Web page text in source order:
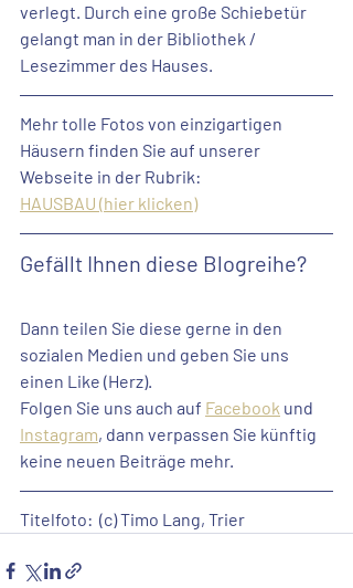
verlegt. Durch eine große Schiebetür
gelangt man in der Bibliothek /
Lesezimmer des Hauses.
Mehr tolle Fotos von einzigartigen
Häusern finden Sie auf unserer
Webseite in der Rubrik:
HAUSBAU (hier klicken)
Gefällt Ihnen diese Blogreihe?
Dann teilen Sie diese gerne in den
sozialen Medien und geben Sie uns
einen Like (Herz).
Folgen Sie uns auch auf Facebook und
Instagram, dann verpassen Sie künftig
keine neuen Beiträge mehr.
Titelfoto:  (c) Timo Lang, Trier